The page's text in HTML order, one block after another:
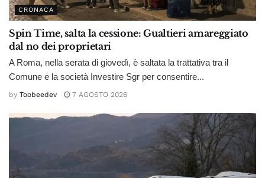
CRONACA
Spin Time, salta la cessione: Gualtieri amareggiato
dal no dei proprietari
A Roma, nella serata di giovedì, è saltata la trattativa tra il
Comune e la società Investire Sgr per consentire...
by Toobeedev 7 AGOSTO 2026